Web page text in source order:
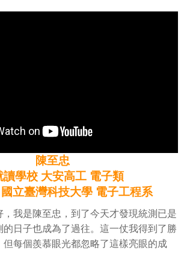
陳至忠
讀學校 大安高工 電子類
立臺灣科技大學 電子工程系
，我是陳至忠，到了今天才發現統測已是
的日子也成為了過往。這一仗我得到了勝
但每個羨慕眼光都忽略了這樣亮眼的成